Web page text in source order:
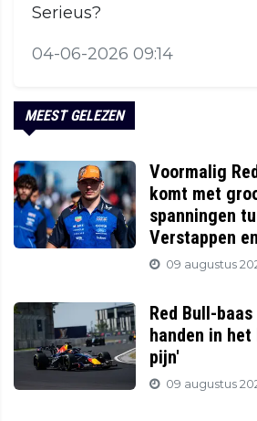
Serieus?
04-06-2026 09:14
MEEST GELEZEN
Voormalig
komt met
spanningen
Verstappen
09 augustus
Red Bull-
handen in
pijn'
09 augustus